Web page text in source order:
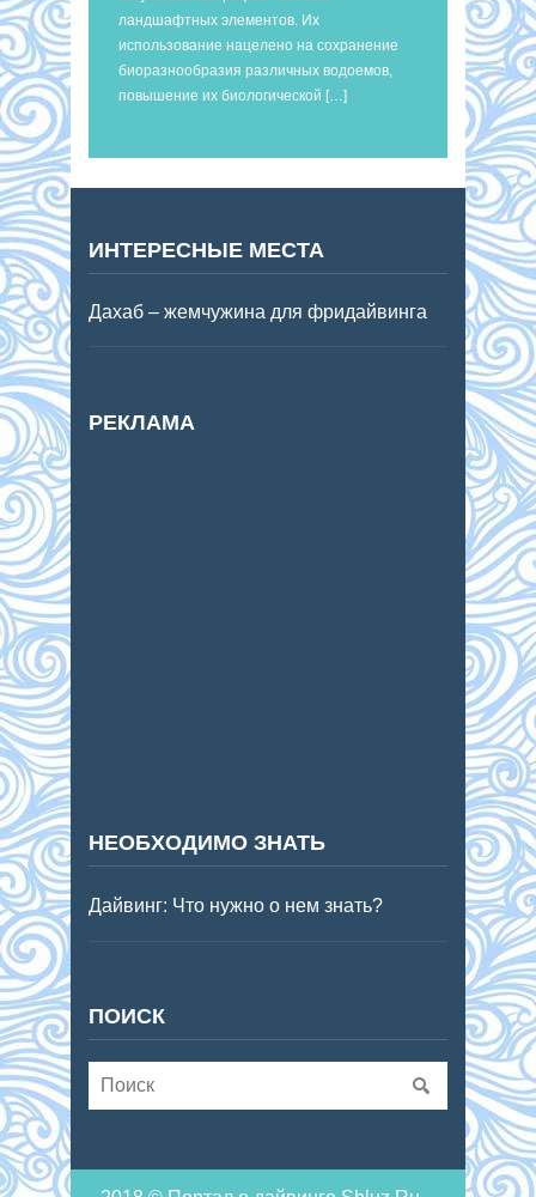
ландшафтных элементов. Их
использование нацелено на сохранение
биоразнообразия различных водоемов,
повышение их биологической […]
ИНТЕРЕСНЫЕ МЕСТА
Дахаб – жемчужина для фридайвинга
РЕКЛАМА
НЕОБХОДИМО ЗНАТЬ
Дайвинг: Что нужно о нем знать?
ПОИСК